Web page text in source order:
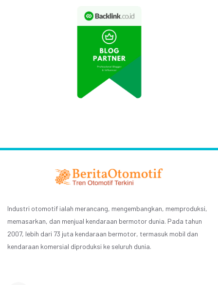
Industri otomotif ialah merancang, mengembangkan, memproduksi,
memasarkan, dan menjual kendaraan bermotor dunia. Pada tahun
2007, lebih dari 73 juta kendaraan bermotor, termasuk mobil dan
kendaraan komersial diproduksi ke seluruh dunia.